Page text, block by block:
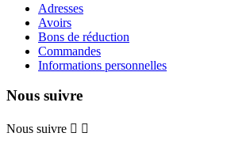
Adresses
Avoirs
Bons de réduction
Commandes
Informations personnelles
Nous suivre
Nous suivre  